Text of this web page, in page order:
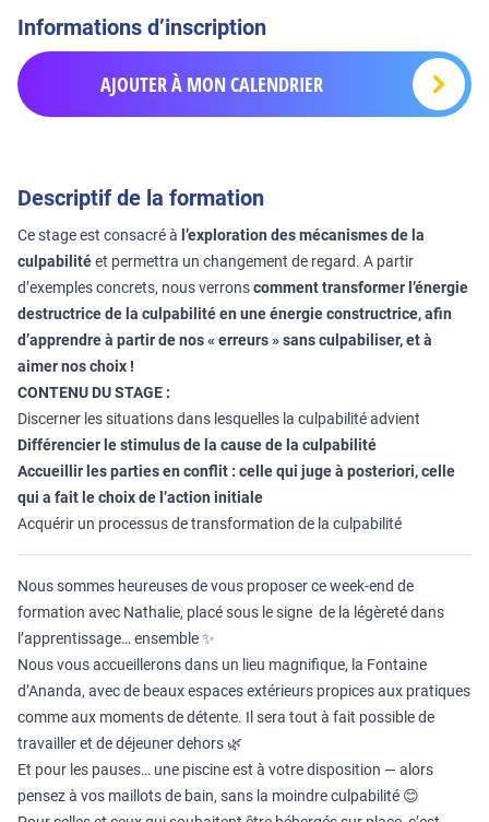
Informations d’inscription
AJOUTER À MON CALENDRIER
Descriptif de la formation
Ce stage est consacré à l’exploration des mécanismes de la
culpabilitéet permettra un changement de regard. A partir
d’exemples concrets, nous verronscomment transformer l’énergie
destructrice de la culpabilité en une énergie constructrice, afin
d’apprendre à partir de nos « erreurs » sans culpabiliser, et à
aimer nos choix !
CONTENU DU STAGE :
Discerner les situations dans lesquelles la culpabilité advient
Différencier le stimulus de la cause de la culpabilité
Accueillir les parties en conflit : celle qui juge à posteriori, celle
qui a fait le choix de l’action initiale
Acquérir un processus de transformation de la culpabilité
Nous sommes heureuses de vous proposer ce week-end de
formation avec Nathalie, placé sous le signe de la légèreté dans
l’apprentissage… ensemble ✨
Nous vous accueillerons dans un lieu magnifique, la Fontaine
d’Ananda, avec de beaux espaces extérieurs propices aux pratiques
comme aux moments de détente. Il sera tout à fait possible de
travailler et de déjeuner dehors 🌿
Et pour les pauses… une piscine est à votre disposition — alors
pensez à vos maillots de bain, sans la moindre culpabilité 😊